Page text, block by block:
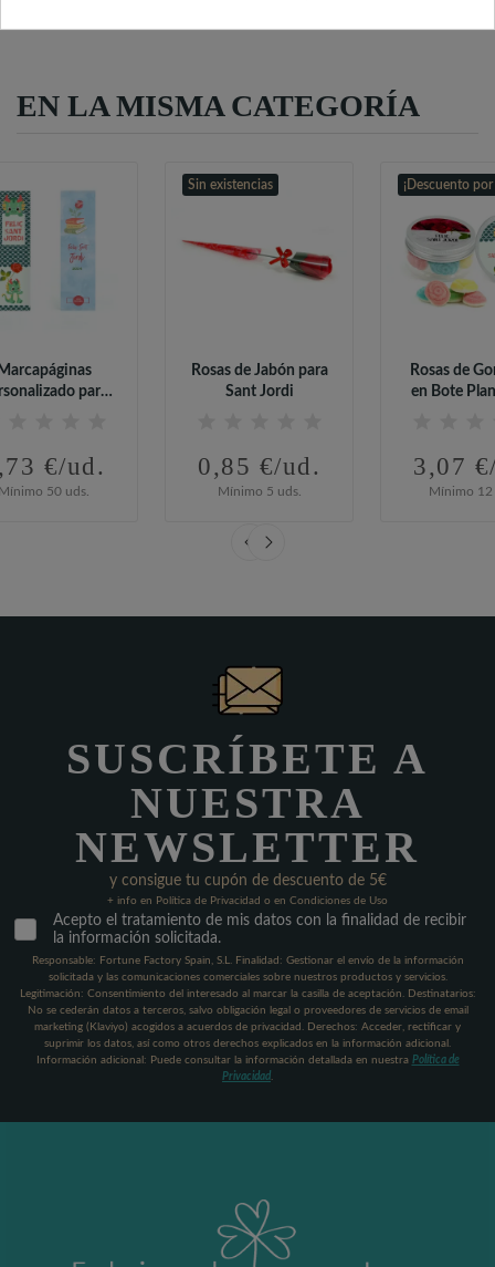
EN LA MISMA CATEGORÍA
para
€/ud.
50 uds.
Sin existencias
Rosas de Jabón para
Sant Jordi
0,85 €/ud.
Mínimo 5 uds.
¡Descuento
Rosas de
en Bote
3,07
Mínimo 12
SUSCRÍBETE A
NUESTRA
NEWSLETTER
y consigue tu cupón de descuento de 5€
+ info en Política de Privacidad o en Condiciones de Uso
Acepto el tratamiento de mis datos con la finalidad de recibir
la información solicitada.
Responsable: Fortune Factory Spain, S.L. Finalidad: Gestionar el envío de la información
solicitada y las comunicaciones comerciales sobre nuestros productos y servicios.
Legitimación: Consentimiento del interesado al marcar la casilla de aceptación. Destinatarios:
No se cederán datos a terceros, salvo obligación legal o proveedores de servicios de email
marketing (Klaviyo) acogidos a acuerdos de privacidad. Derechos: Acceder, rectificar y
suprimir los datos, así como otros derechos explicados en la información adicional.
Información adicional: Puede consultar la información detallada en nuestra Política de
Privacidad.